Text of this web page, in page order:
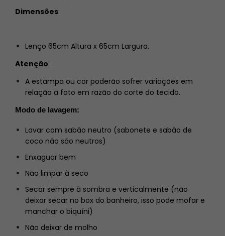
Dimensões:
Lenço 65cm Altura x 65cm Largura.
Atenção:
A estampa ou cor poderão sofrer variações em
relação a foto em razão do corte do tecido.
Modo de lavagem:
Lavar com sabão neutro (sabonete e sabão de
coco não são neutros)
Enxaguar bem
Não limpar à seco
Secar sempre à sombra e verticalmente (não
deixar secar no box do banheiro, isso pode mofar e
manchar o biquíni)
Não deixar de molho